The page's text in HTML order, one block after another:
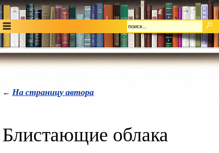
← На страницу автора
Блистающие облака